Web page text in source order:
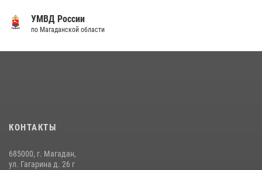
Кинологический тандем из Магадана завоевал бронзу на
соревнованиях Восточного округа Росгвардии
Начальник Главного штаба – первый заместитель директора
15 июля 2026, 06:21
УМВД России
по Магаданской области
КОНТАКТЫ
685000, г. Магадан,
ул. Гагарина д. 26 г